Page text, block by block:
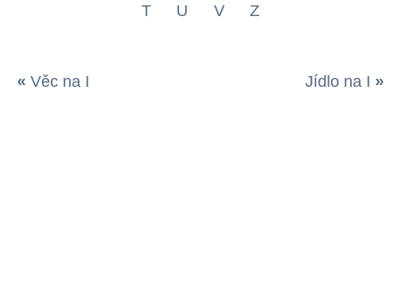
T
U V Z
« Věc na I Jídlo na I »